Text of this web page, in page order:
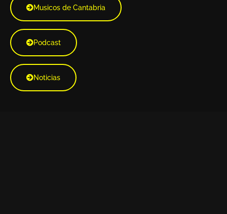
Musicos de Cantabria
Podcast
Noticias